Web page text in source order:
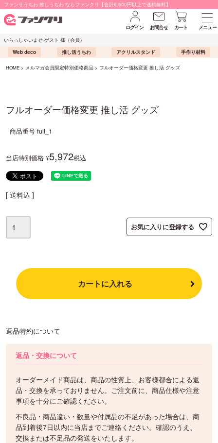
ファンサうちわ 推しうちわ ならファンクリ【合計6,600円以上で送料無料】
ログイン お問合せ カート
メニュー
いらっしゃいませ ゲスト 様（会員）
Web deco
推し活うちわ アクリルスタンド 手作り材料
HOME メルマガ会員限定特別価格商品 フルオーダー価格変更 推し活 グッズ
フルオーダー価格変更 推し活 グッズ
商品番号 full_1
当店特別価格 ¥5,972税込
送料込
お気に入りに登録する
カートに入れる
返品特約について
返品・交換について
オーダーメイド商品は、商品の性質上、お客様都合による返
品・交換を承っておりません。ご注文前に、商品仕様や注意
事項を十分にご確認ください。
不良品・商品違い・数量や付属品の不足があった場合は、商
品到着後7日以内に当店までご連絡ください。確認のうえ、
交換または不足品の発送をいたします。